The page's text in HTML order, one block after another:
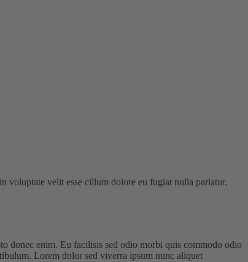
voluptate velit esse cillum dolore eu fugiat nulla pariatur.
donec enim. Eu facilisis sed odio morbi quis commodo odio
Lorem dolor sed viverra ipsum nunc aliquet